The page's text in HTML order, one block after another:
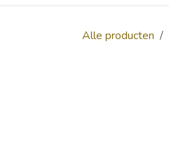
Alle producten